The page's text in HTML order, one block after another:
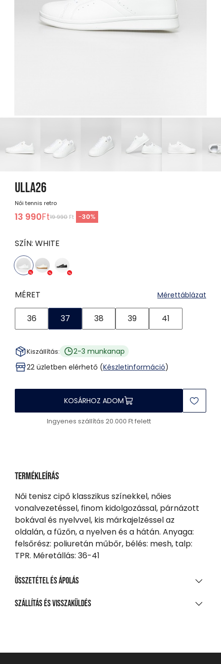
ULLA26
Női tennis retro
13 990Ft19 990 Ft -30%
SZÍN: WHITE
MÉRET Mérettáblázat
36 37 38 39 41
Kiszállítás:
2-3 munkanap
22 üzletben elérhető (Készletinformáció)
KOSÁRHOZ ADOM
Ingyenes szállítás 20.000 Ft felett
Termékleírás
Női tenisz cipő klasszikus színekkel, nőies
vonalvezetéssel, finom kidolgozással, párnázott
bokával és nyelvvel, kis márkajelzéssel az
oldalán, a fűzőn, a nyelven és a hátán. Anyaga:
felsőrész: poliuretán műbőr, bélés: mesh, talp:
TPR. Méretállás: 36-41
Összetétel és ápolás
ANYAGÖSSZETÉTEL
Szállítás és visszaküldés